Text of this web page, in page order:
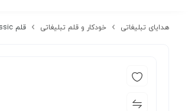
هدایای تبلیغاتی خودکار و قلم تبلیغاتی قلم Classic یوروپن